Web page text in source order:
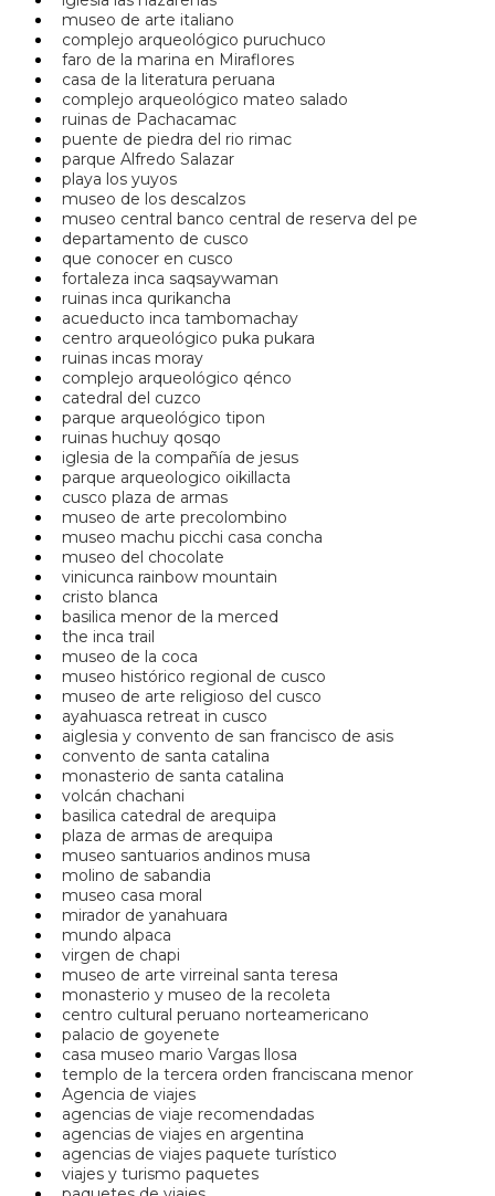
museo de arte italiano
complejo arqueológico puruchuco
faro de la marina en Miraflores
casa de la literatura peruana
complejo arqueológico mateo salado
ruinas de Pachacamac
puente de piedra del rio rimac
parque Alfredo Salazar
playa los yuyos
museo de los descalzos
museo central banco central de reserva del pe
departamento de cusco
que conocer en cusco
fortaleza inca saqsaywaman
ruinas inca qurikancha
acueducto inca tambomachay
centro arqueológico puka pukara
ruinas incas moray
complejo arqueológico qénco
catedral del cuzco
parque arqueológico tipon
ruinas huchuy qosqo
iglesia de la compañía de jesus
parque arqueologico oikillacta
cusco plaza de armas
museo de arte precolombino
museo machu picchi casa concha
museo del chocolate
vinicunca rainbow mountain
cristo blanca
basilica menor de la merced
the inca trail
museo de la coca
museo histórico regional de cusco
museo de arte religioso del cusco
ayahuasca retreat in cusco
aiglesia y convento de san francisco de asis
convento de santa catalina
monasterio de santa catalina
volcán chachani
basilica catedral de arequipa
plaza de armas de arequipa
museo santuarios andinos musa
molino de sabandia
museo casa moral
mirador de yanahuara
mundo alpaca
virgen de chapi
museo de arte virreinal santa teresa
monasterio y museo de la recoleta
centro cultural peruano norteamericano
palacio de goyenete
casa museo mario Vargas llosa
templo de la tercera orden franciscana menor
Agencia de viajes
agencias de viaje recomendadas
agencias de viajes en argentina
agencias de viajes paquete turístico
viajes y turismo paquetes